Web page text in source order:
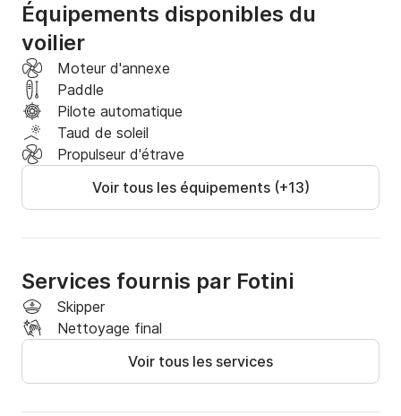
Équipements disponibles du
voilier
Moteur d'annexe
Paddle
Pilote automatique
Taud de soleil
Propulseur d'étrave
Voir tous les équipements (+13)
Services fournis par Fotini
Skipper
Nettoyage final
Voir tous les services